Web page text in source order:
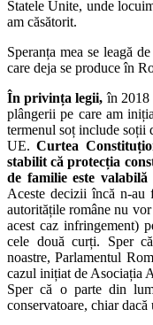
Statele Unite, unde
am căsătorit.
Speranța mea se leagă
care deja se produce în
În privința legii, în 2018
plângerii pe care am
termenul soț include soții
UE.Curtea
stabilit că protecția
de familie este
Aceste decizii încă n-au
autoritățile române nu
acest caz infringement)
cele două curți. Sper
noastre, Parlamentul
cazul inițiat de Asociația
Sper că o parte din
conservatoare, chiar